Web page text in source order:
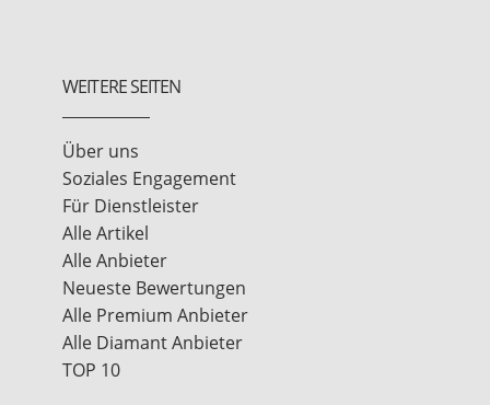
WEITERE SEITEN
Über uns
Soziales Engagement
Für Dienstleister
Alle Artikel
Alle Anbieter
Neueste Bewertungen
Alle Premium Anbieter
Alle Diamant Anbieter
TOP 10